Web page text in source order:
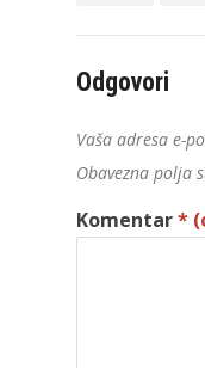
Odgovori
Vaša adresa e-
Obavezna polja
Komentar*